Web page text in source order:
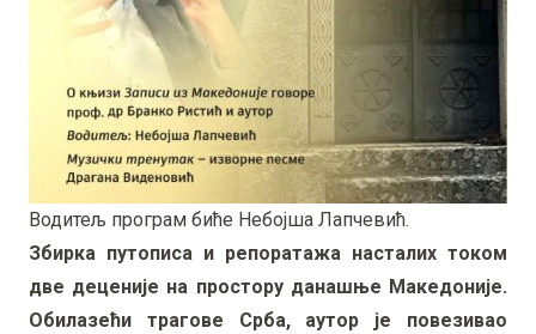
Водитељ програм биће Небојша Лапчевић.
Збирка путописа и репоратажа насталих током
две деценије на простору данашње Македоније.
Обилазећи трагове Срба, аутор је повезивао